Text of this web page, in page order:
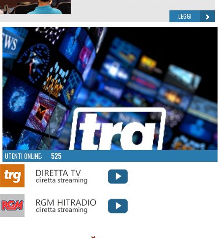
LEGGI
UTENTI ONLINE: 525